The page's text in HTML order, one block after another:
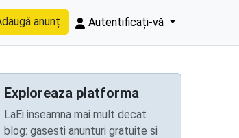
anunț Autentificați-vă
Exploreaza platforma
LaEi inseamna mai mult decat
blog: gasesti anunturi gratuite si